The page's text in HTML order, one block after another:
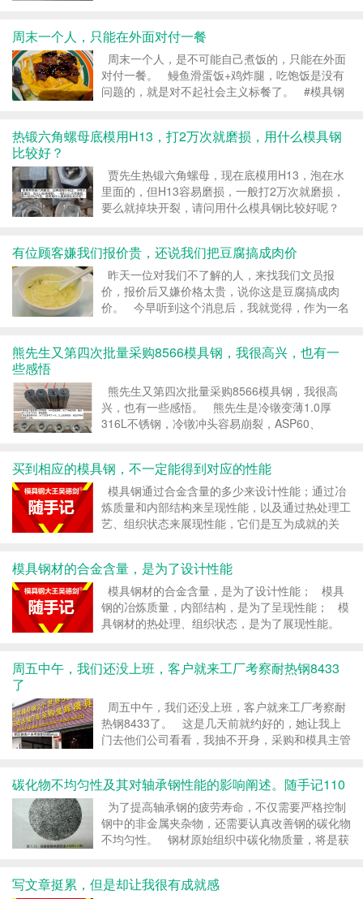
耐磨性要高。 &...
周末一个人，只能在外面对付一餐
周末一个人，是不可能自己煮饭的，只能在外面
对付一餐。 鳗鱼滑蛋饭+鸡炸腿，吃饱饭是没有
问题的，就是对不起社会主义标餐了。 #模具钢
热锻六角螺母底模用H13，打2万次就磨损，用什么模具钢
比较好？
贾先生热锻六角螺母，现在底模用H13，泡在水
里面的，但H13容易磨损，一般打2万次就磨损，
要么就掉块开裂，请问用什么模具钢比较好呢？
Mo含...
有位顾客嫌我们报价贵，还说我们把豆腐搞成肉价
昨天一位对我们不了解的人，来找我们文员报
价，报价后又嫌价格太贵，说你这是豆腐搞成肉
价。 今早听到这个消息后，我就觉得，作为一名
要将嫩豆腐...
熊先生又第四次批量采购8566模具钢，我很高兴，也有一
些感悟
熊先生又第四次批量采购8566模具钢，我很高
兴，也有一些感悟。 熊先生是冷镦变薄1.0厚
316L不锈钢，冷镦冲头容易崩裂，ASP60、
但用誉辉8...
买到相应的模具钢，不一定能得到对应的性能
模具钢通过合金含量的多少来设计性能；通过冶
炼质量和内部结构来呈现性能，以及通过热处理工
艺、组织状态来展现性能，它们是互为成就的关
得到，中间需要有人帮你...
模具钢材的合金含量，是为了设计性能
模具钢材的合金含量，是为了设计性能； 模具
钢的冶炼质量，内部结构，是为了呈现性能； 模
具钢材的热处理、组织状态，是为了展现性能。
周五中午，我们还没上班，客户就来工厂考察耐热钢8433
了
周五中午，我们还没上班，客户就来工厂考察耐
热钢8433了。 这是几天前就约好的，她让我上
门去他们公司看看，我抽不开身，采购和模具主管
碳化物不均匀性及其对轴承钢性能的影响阐述。随手记110
为了提高轴承钢的疲劳寿命，不仅需要严格控制
钢中的非金属夹杂物，还需要认真改善钢的碳化物
不均匀性。 钢材原始组织中碳化物质量，将是获
均匀...
写文章挺累，但是却让我很有成就感